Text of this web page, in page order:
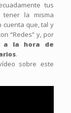
tus
tener la misma
cuenta que, tal y
“Redes” y, por
a la hora de
.
sobre este